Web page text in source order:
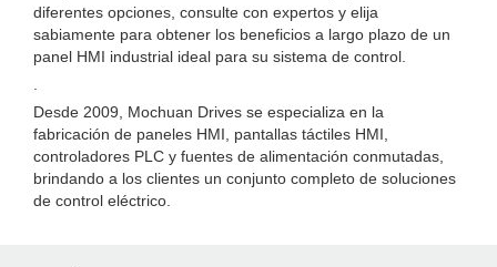
diferentes opciones, consulte con expertos y elija
sabiamente para obtener los beneficios a largo plazo de un
panel HMI industrial ideal para su sistema de control.
Desde 2009, Mochuan Drives se especializa en la
fabricación de paneles HMI, pantallas táctiles HMI,
controladores PLC y fuentes de alimentación conmutadas,
brindando a los clientes un conjunto completo de soluciones
de control eléctrico.